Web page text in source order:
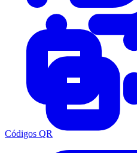
Códigos QR